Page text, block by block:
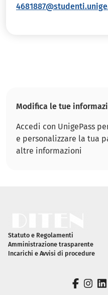
Modifica le tue
Accedi con UnigePass
e personalizzare la tua
altre informazioni
Piè di pagina
Statuto e Regolamenti
Amministrazione trasparente
Incarichi e Avvisi di procedure